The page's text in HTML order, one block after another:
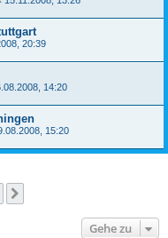
20:39
14:20
15:20
Gehe zu